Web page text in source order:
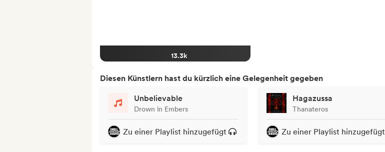
13.3k
Diesen Künstlern hast du kürzlich eine Gelegenheit gegeben
Unbelievable
Drown in Embers
Zu einer Playlist hinzugefügt
Hagazussa
Thanateros
Zu einer Playlist hinzugefügt